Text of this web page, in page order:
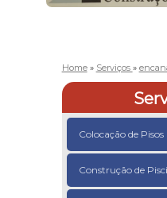
Home » Serviços »
Colocação de Pisos
Construção de